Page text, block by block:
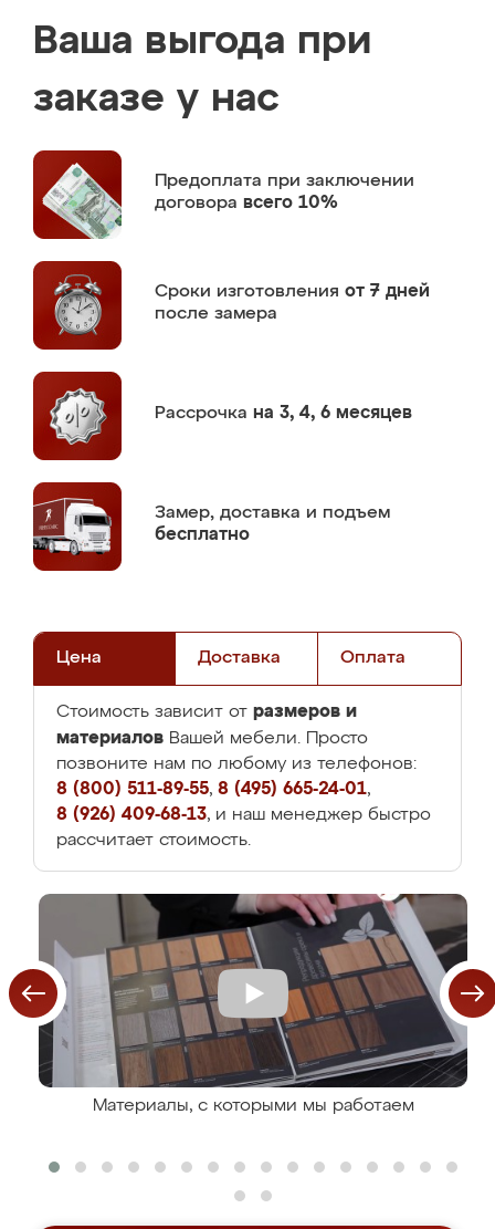
Ваша выгода при
заказе у нас
Предоплата при заключении
договора всего 10%
Сроки изготовления от 7 дней
после замера
Рассрочка на 3, 4, 6 месяцев
Замер, доставка и подъем
бесплатно
Цена Доставка Оплата
Стоимость зависит от размеров и
материалов Вашей мебели. Просто
позвоните нам по любому из телефонов:
8 (800) 511-89-55, 8 (495) 665-24-01,
8 (926) 409-68-13, и наш менеджер быстро
рассчитает стоимость.
Материалы, с которыми мы работаем